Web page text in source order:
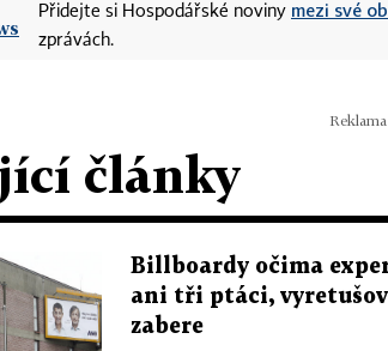
Přidejte si Hospodářské noviny mezi své
zprávách.
články
Billboardy očima
ani tři ptáci,
zabere